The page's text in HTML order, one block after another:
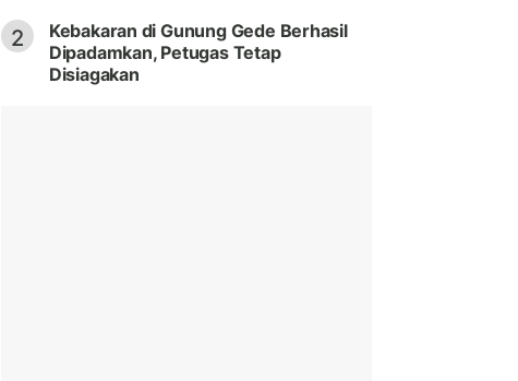
2
Kebakaran di Gunung Gede Berhasil
Dipadamkan, Petugas Tetap
Disiagakan